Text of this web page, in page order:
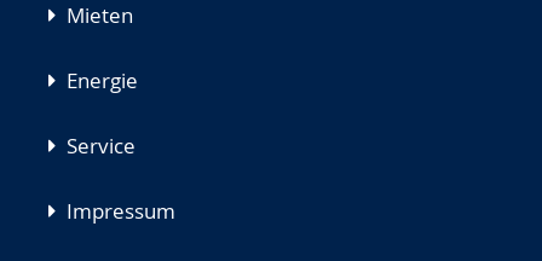
Mieten
Energie
Service
Impressum